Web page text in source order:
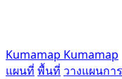
Kumamap Kumamap
แผนที่ พื้นที่ วางแผนกา